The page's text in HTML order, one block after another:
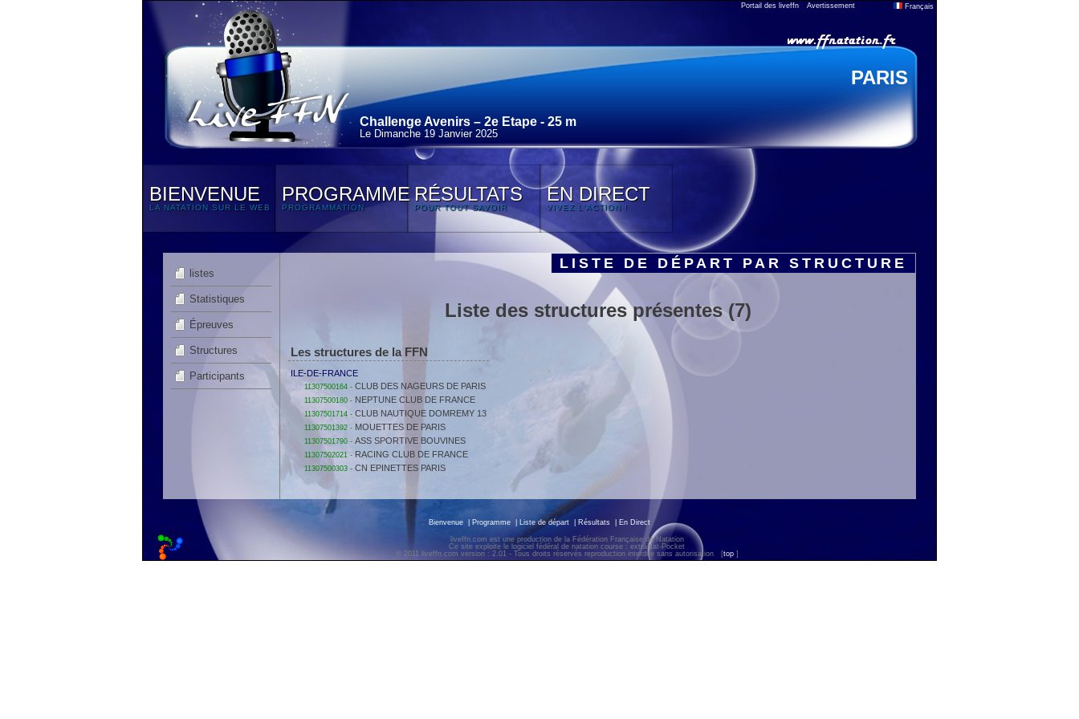
Portail des liveffn Avertissement Français
PARIS
Challenge Avenirs – 2e Etape - 25 m
Le Dimanche 19 Janvier 2025
BIENVENUE
LA NATATION SUR LE WEB
PROGRAMME
PROGRAMMATION
RÉSULTATS
POUR TOUT SAVOIR
EN DIRECT
VIVEZ L'ACTION !
listes
Statistiques
Épreuves
Structures
Participants
LISTE DE DÉPART PAR STRUCTURE
Liste des structures présentes (7)
Les structures de la FFN
ILE-DE-FRANCE
11307500164 - CLUB DES NAGEURS DE PARIS
11307500180 - NEPTUNE CLUB DE FRANCE
11307501714 - CLUB NAUTIQUE DOMREMY 13
11307501392 - MOUETTES DE PARIS
11307501790 - ASS SPORTIVE BOUVINES
11307502021 - RACING CLUB DE FRANCE
11307500303 - CN EPINETTES PARIS
Bienvenue Programme Liste de départ Résultats En Direct
liveffn.com est une production de la Fédération Française de Natation
Ce site exploite le logiciel fédéral de natation course : extraNat-Pocket
© 2011 liveffn.com version : 2.01 - Tous droits réservés reproduction interdite sans autorisation
[top ]